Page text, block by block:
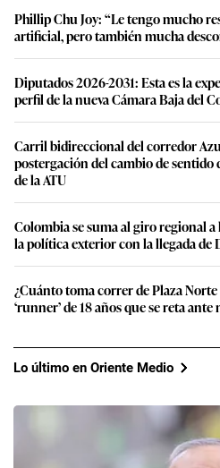
Phillip Chu Joy: “Le tengo mucho
artificial, pero también mucha
Diputados 2026-2031: Esta es la
perfil de la nueva Cámara Baja del
Carril bidireccional del corredor
postergación del cambio de sentido
de la ATU
Colombia se suma al giro regional
la política exterior con la llegada de
¿Cuánto toma correr de Plaza
‘runner’ de 18 años que se reta
Lo último en Oriente Medio